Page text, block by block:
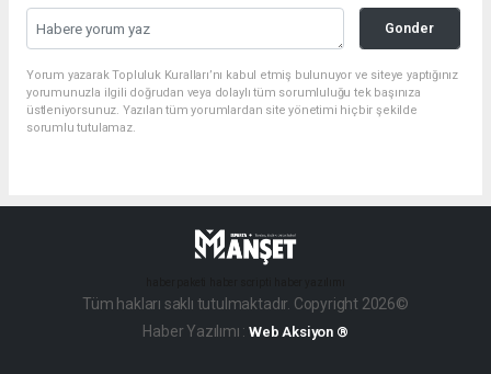
Gonder
Yorum yazarak Topluluk Kuralları’nı kabul etmiş bulunuyor ve siteye yaptığınız
yorumunuzla ilgili doğrudan veya dolaylı tüm sorumluluğu tek başınıza
üstleniyorsunuz. Yazılan tüm yorumlardan site yönetimi hiçbir şekilde
sorumlu tutulamaz.
Tüm hakları saklı tutulmaktadır. Copyright 2026©
Haber Yazılımı :Web Aksiyon ®